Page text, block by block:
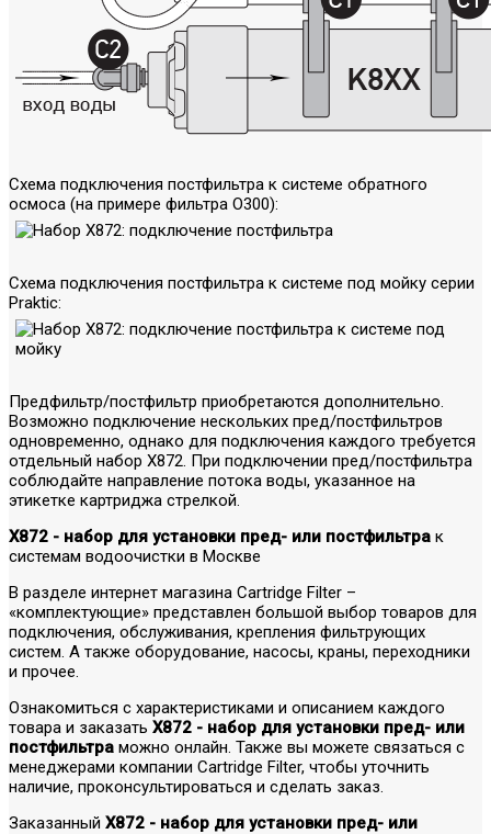
Схема подключения постфильтра к системе обратного
осмоса (на примере фильтра O300):
Схема подключения постфильтра к системе под мойку серии
Praktic:
Предфильтр/постфильтр приобретаются дополнительно.
Возможно подключение нескольких пред/постфильтров
одновременно, однако для подключения каждого требуется
отдельный набор X872. При подключении пред/постфильтра
соблюдайте направление потока воды, указанное на
этикетке картриджа стрелкой.
X872 - набор для установки пред- или постфильтра к
системам водоочистки в Москве
В разделе интернет магазина Cartridge Filter –
«комплектующие» представлен большой выбор товаров для
подключения, обслуживания, крепления фильтрующих
систем. А также оборудование, насосы, краны, переходники
и прочее.
Ознакомиться с характеристиками и описанием каждого
товара и заказать X872 - набор для установки пред- или
постфильтра можно онлайн. Также вы можете связаться с
менеджерами компании Cartridge Filter, чтобы уточнить
наличие, проконсультироваться и сделать заказ.
Заказанный X872 - набор для установки пред- или